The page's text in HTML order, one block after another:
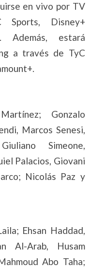
en vivo por TV
Sports, Disney+
Además, estará
a través de TyC
Gonzalo
Marcos Senesi,
Simeone,
Palacios, Giovani
Nicolás Paz y
Ehsan Haddad,
Al-Arab, Husam
Abo Taha;